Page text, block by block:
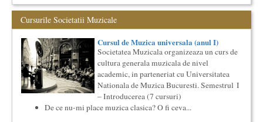
Saptamana Romano-Britanica 2018
Masterclass de traducere literara stilizata de scriitori
englezi
“Lidia Vianu’s Students Translate” Ediția a III-a / 16-21
aprilie 2018 5 scriitori britanici şi o edi...
Cursul de Arta universala: Marile capodopere
Societatea Muzicala organizeaza un curs de arta universala:
"Marile capodopere ale umanitatii". Este un curs intensiv si
con...
Bucurestiul Cultural Neconventional
(Neconventionaliada)
Cursurile Societatii Muzicale
Cursul de Muzica universala (anul I)
Societatea Muzicala organizeaza un curs de
cultura generala muzicala de nivel
academic, in parteneriat cu Universitatea
Nationala de Muzica Bucuresti. Semestrul I
– Introducerea (7 cursuri)
De ce nu-mi place muzica clasica? O fi ceva...